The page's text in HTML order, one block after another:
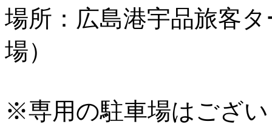
場所：広島港宇品旅客
場）
※専用の駐車場はござ